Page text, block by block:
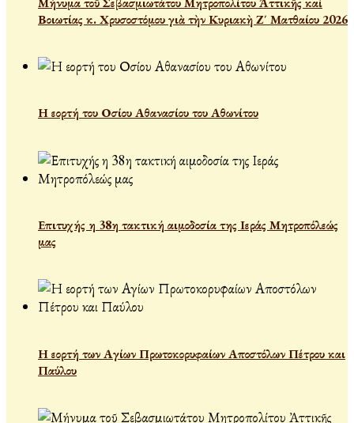
Βοιωτίας κ. Χρυσοστόμου γιὰ τὴν Κυριακὴ Ζ΄ Ματθαίου 2026
Η εορτή του Οσίου Αθανασίου του Αθωνίτου
Επιτυχής η 38η τακτική αιμοδοσία της Ιεράς Μητροπόλεώς
μας
Η εορτή των Αγίων Πρωτοκορυφαίων Αποστόλων Πέτρου και
Παύλου